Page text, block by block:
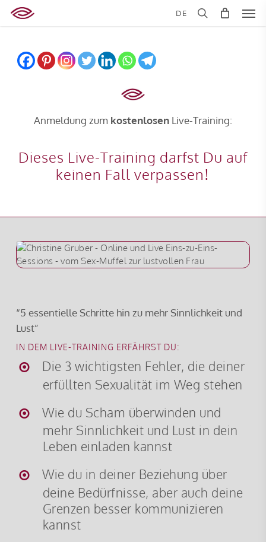
Skip
DE
Anmeldung zum kostenlosenLive-Training:
Dieses Live-Training darfst Du auf
keinen Fall verpassen!
“5 essentielle Schritte hin zu mehr Sinnlichkeit und
Lust”
IN DEM LIVE-TRAINING ERFÄHRST DU:
Die 3 wichtigsten Fehler, die deiner
erfüllten Sexualität im Weg stehen
Wie du Scham überwinden und
mehr Sinnlichkeit und Lust in dein
Leben einladen kannst
Wie du in deiner Beziehung über
deine Bedürfnisse, aber auch deine
Grenzen besser kommunizieren
kannst